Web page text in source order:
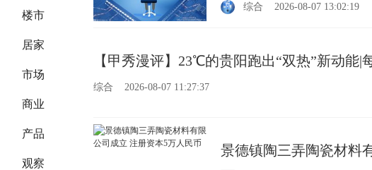
楼市
居家
市场
商业
产品
观察
综合 2026-08-07 13:02:19
【甲秀漫评】23℃的贵阳跑出“双热”新动能|
综合 2026-08-07 11:27:37
景德镇陶三弄陶瓷材料